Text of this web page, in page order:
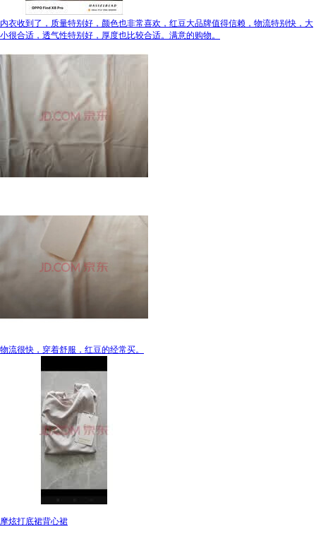
内衣收到了，质量特别好，颜色也非常喜欢，红豆大品牌值得信赖，物流特别快，大
小很合适，透气性特别好，厚度也比较合适。满意的购物。
物流很快，穿着舒服，红豆的经常买。
摩炫打底裙背心裙